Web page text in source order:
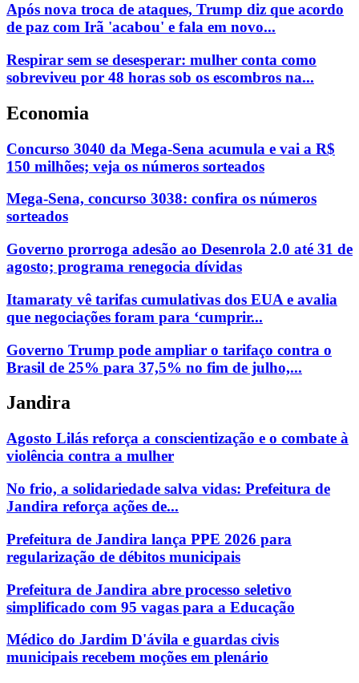
Após nova troca de ataques, Trump diz que acordo
de paz com Irã 'acabou' e fala em novo...
Respirar sem se desesperar: mulher conta como
sobreviveu por 48 horas sob os escombros na...
Economia
Concurso 3040 da Mega-Sena acumula e vai a R$
150 milhões; veja os números sorteados
Mega-Sena, concurso 3038: confira os números
sorteados
Governo prorroga adesão ao Desenrola 2.0 até 31 de
agosto; programa renegocia dívidas
Itamaraty vê tarifas cumulativas dos EUA e avalia
que negociações foram para ‘cumprir...
Governo Trump pode ampliar o tarifaço contra o
Brasil de 25% para 37,5% no fim de julho,...
Jandira
Agosto Lilás reforça a conscientização e o combate à
violência contra a mulher
No frio, a solidariedade salva vidas: Prefeitura de
Jandira reforça ações de...
Prefeitura de Jandira lança PPE 2026 para
regularização de débitos municipais
Prefeitura de Jandira abre processo seletivo
simplificado com 95 vagas para a Educação
Médico do Jardim D'ávila e guardas civis
municipais recebem moções em plenário